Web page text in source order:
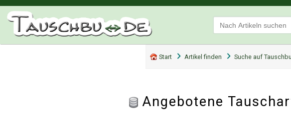
Start Artikel finden Suche auf
Angebotene